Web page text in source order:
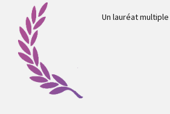
Un lauréat multiple